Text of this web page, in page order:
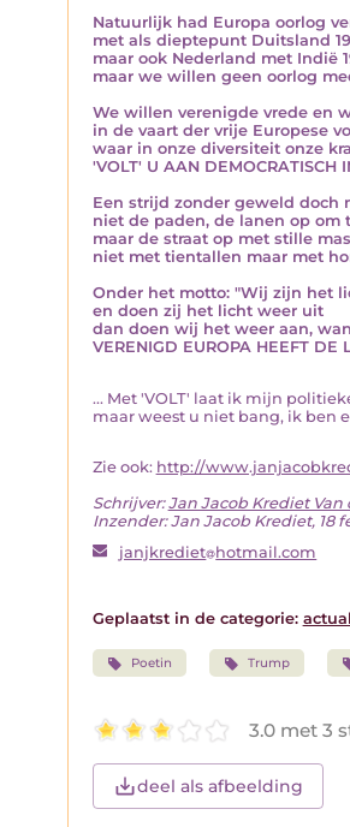
Natuurlijk had Europa oorlog
met als dieptepunt Duitsland
maar ook Nederland met Indië
maar we willen geen oorlog
We willen verenigde vrede en
in de vaart der vrije Europese
waar in onze diversiteit onze
'VOLT' U AAN DEMOCRATISCH
Een strijd zonder geweld doch
niet de paden, de lanen op om
maar de straat op met stille
niet met tientallen maar met
Onder het motto: "Wij zijn het
en doen zij het licht weer uit
dan doen wij het weer aan,
VERENIGD EUROPA HEEFT DE
... Met 'VOLT' laat ik mijn
maar weest u niet bang, ik ben
Zie ook: http://
Schrijver:Jan Jacob Krediet Van
Inzender: Jan Jacob Krediet, 18
janjkrediet hotmail.com
Geplaatst in de categorie:
Poetin Trump
3.0 met 3
deel als afbeelding